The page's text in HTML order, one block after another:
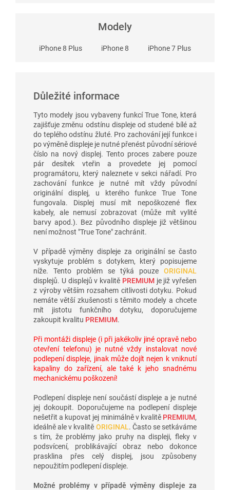
Modely
iPhone 8 Plus iPhone 8 iPhone 7 Plus
Důležité informace
Tyto modely jsou vybaveny funkcí True Tone, která
zajišťuje změnu odstínu displeje od studené bílé až
do teplého odstínu žluté. Pro zachování její funkce i
po výměně displeje je nutné přenést původní sériové
číslo na nový displej. Tento proces zabere pouze
pár desítek vteřin a provedete jej pomocí
programátoru, který naleznete v sekci nářadí. Pro
zachování funkce je nutné mít vždy původní
originální displej, u kterého funkce True Tone
fungovala. Displej musí mít nepoškozené flex
kabely, ale nemusí zobrazovat (může mít vylité
barvy apod.). Bez původního displeje již většinou
není možnost "True Tone" zachránit.
V případě výměny displeje za originální se často
vyskytuje problém s dotykem, který popisujeme
níže. Tento problém se týká pouze ORIGINAL
displejů. U displejů v kvalitě PREMIUMje již vyřešen
z výroby větším rozsahem citlivosti dotyku. Pokud
nemáte větší zkušenosti s těmito modely a chcete
mít jistotu funkčního dotyku, doporučujeme
zakoupit kvalitu PREMIUM.
Při montáži displeje (i při jakékoliv jiné opravě nebo
otevření telefonu) je nutné vždy instalovat nové
podlepení displeje, jinak může dojít nejen k vniknutí
kapaliny do zařízení, ale také k jeho snadnému
mechanickému poškození!
Podlepení displeje není součástí displeje a je nutné
jej dokoupit. Doporučujeme na podlepení displeje
nešetřit a kupovat jej minimálně v kvalitě PREMIUM,
ideálně ale v kvalitě ORIGINAL. Často se setkáváme
s tím, že problémy jako pruhy na displeji, fleky v
podsvícení, problikávající obraz nebo dokonce
prasklina přes celý displej, jsou způsobeny
nepoužitím podlepení displeje.
Možné problémy v případě výměny displeje za